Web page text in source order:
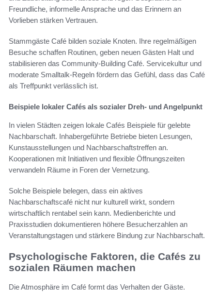
Freundliche, informelle Ansprache und das Erinnern an
Vorlieben stärken Vertrauen.
Stammgäste Café bilden soziale Knoten. Ihre regelmäßigen
Besuche schaffen Routinen, geben neuen Gästen Halt und
stabilisieren das Community-Building Café. Servicekultur und
moderate Smalltalk-Regeln fördern das Gefühl, dass das Café
als Treffpunkt verlässlich ist.
Beispiele lokaler Cafés als sozialer Dreh- und Angelpunkt
In vielen Städten zeigen lokale Cafés Beispiele für gelebte
Nachbarschaft. Inhabergeführte Betriebe bieten Lesungen,
Kunstausstellungen und Nachbarschaftstreffen an.
Kooperationen mit Initiativen und flexible Öffnungszeiten
verwandeln Räume in Foren der Vernetzung.
Solche Beispiele belegen, dass ein aktives
Nachbarschaftscafé nicht nur kulturell wirkt, sondern
wirtschaftlich rentabel sein kann. Medienberichte und
Praxisstudien dokumentieren höhere Besucherzahlen an
Veranstaltungstagen und stärkere Bindung zur Nachbarschaft.
Psychologische Faktoren, die Cafés zu
sozialen Räumen machen
Die Atmosphäre im Café formt das Verhalten der Gäste.